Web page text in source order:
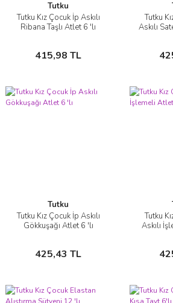
Tutku
Tutku Kız Çocuk İp Askılı
Ribana Taşlı Atlet 6 'lı
415,98 TL
İncele
Sepete Ekle
Tutku
Askılı
Tutku
Tutku Kız Çocuk İp Askılı
Gökkuşağı Atlet 6 'lı
425,43 TL
İncele
Sepete Ekle
Tutku
Askılı